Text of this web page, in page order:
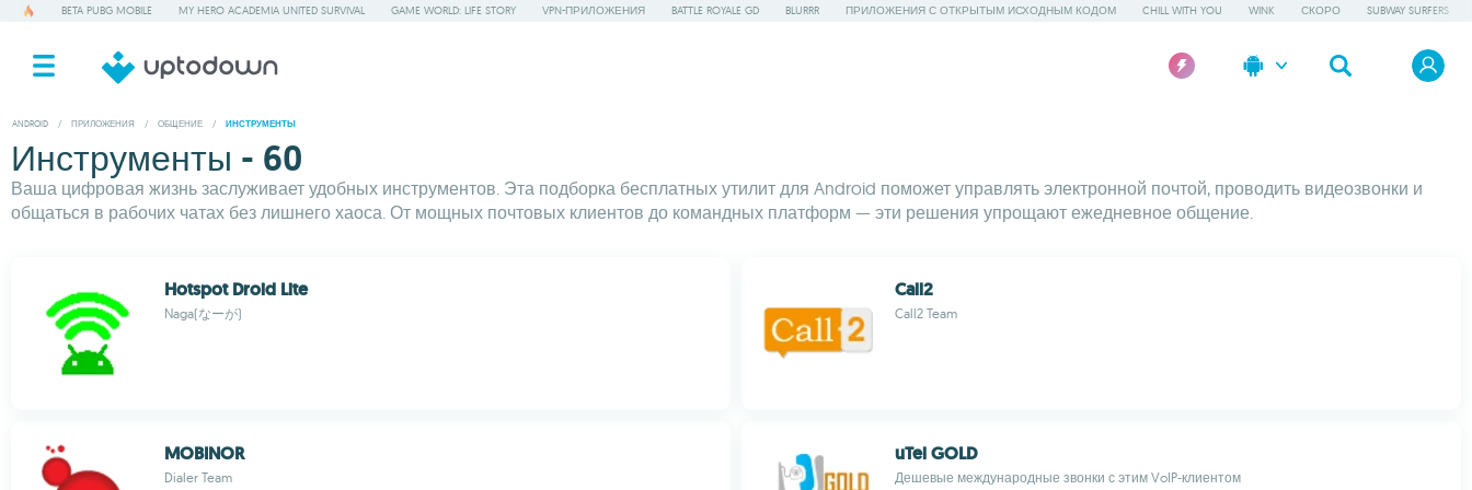
BETA PUBG MOBILE MY HERO ACADEMIA UNITED SURVIVAL GAME WORLD: LIFE STORY VPN-ПРИЛОЖЕНИЯ BATTLE ROYALE GD BLURRR ПРИЛОЖЕНИЯ С ОТКРЫТЫМ ИСХОДНЫМ КОДОМ CHILL WITH YOU WINK СКОРО SUBWAY SURFERS
ANDROID / ПРИЛОЖЕНИЯ / ОБЩЕНИЕ / ИНСТРУМЕНТЫ
Инструменты - 60
Ваша цифровая жизнь заслуживает удобных инструментов. Эта подборка бесплатных утилит для Android поможет управлять электронной почтой, проводить видеозвонки и
общаться в рабочих чатах без лишнего хаоса. От мощных почтовых клиентов до командных платформ — эти решения упрощают ежедневное общение.
Hotspot Droid Lite
Naga(なーが)
Call2
Call2 Team
MOBINOR
Dialer Team
uTel GOLD
Дешевые международные звонки с этим VoIP-клиентом